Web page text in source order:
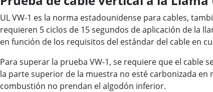
UL VW-1 es la norma estadounidense para cables,
requieren 5 ciclos de 15 segundos de aplicación de la
en función de los requisitos del estándar del cable en
Para superar la prueba VW-1, se requiere que el cable
la parte superior de la muestra no esté carbonizada
combustión no prendan el algodón inferior.